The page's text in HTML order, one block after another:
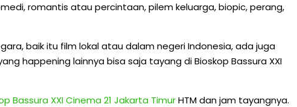
romantis atau percintaan, pilem keluarga, biopic, perang,
baik itu film lokal atau dalam negeri Indonesia, ada juga
happening lainnya bisa saja tayang di Bioskop Bassura XXI
Bassura XXI Cinema 21 Jakarta TimurHTM dan jam tayangnya.